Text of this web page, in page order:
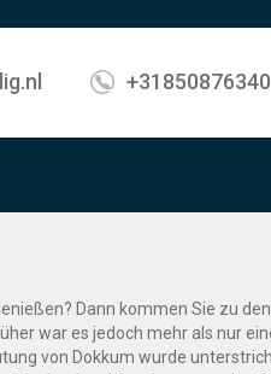
+31850876340
Dann kommen Sie zu
war es jedoch mehr als nur
von Dokkum wurde